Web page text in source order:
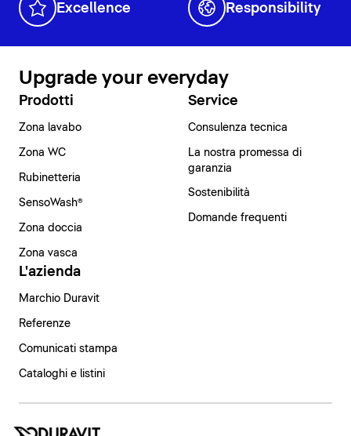
Excellence Responsibility
Upgrade your everyday
Prodotti
Zona lavabo
Zona WC
Rubinetteria
SensoWash®
Zona doccia
Zona vasca
Service
Consulenza tecnica
La nostra promessa di
garanzia
Sostenibilità
Domande frequenti
L'azienda
Marchio Duravit
Referenze
Comunicati stampa
Cataloghi e listini